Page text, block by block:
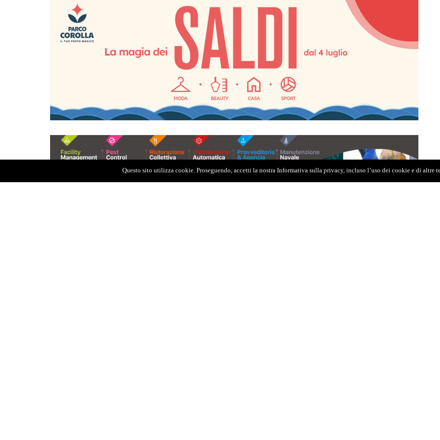
Questo sito utilizza cookie. Proseguendo, accetti la nostra Informativa sulla privacy, incluso l’uso dei cookie e di altre